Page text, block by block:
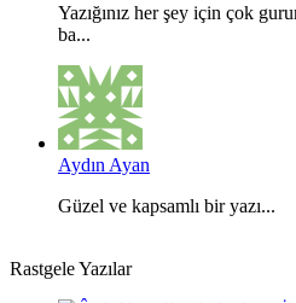
Yazığınız her şey için çok
ba...
Aydın Ayan
Güzel ve kapsamlı bir yazı...
Rastgele Yazılar